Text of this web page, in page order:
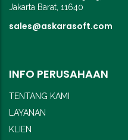
Jakarta Barat, 11640
sales@askarasoft.com
INFO PERUSAHAAN
TENTANG KAMI
LAYANAN
KLIEN